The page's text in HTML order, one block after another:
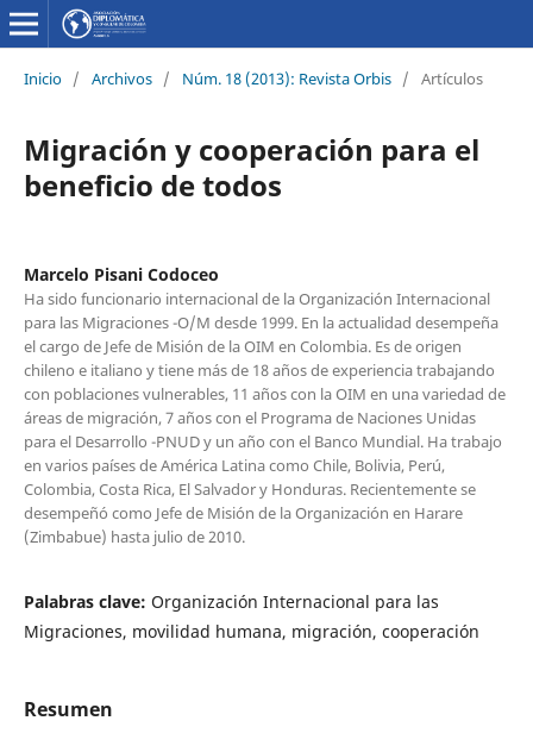
Inicio / Archivos / Núm. 18 (2013): Revista Orbis / Artículos
Migración y cooperación para el
beneficio de todos
Marcelo Pisani Codoceo
Ha sido funcionario internacional de la Organización Internacional
para las Migraciones -O/M desde 1999. En la actualidad desempeña
el cargo de Jefe de Misión de la OIM en Colombia. Es de origen
chileno e italiano y tiene más de 18 años de experiencia trabajando
con poblaciones vulnerables, 11 años con la OIM en una variedad de
áreas de migración, 7 años con el Programa de Naciones Unidas
para el Desarrollo -PNUD y un año con el Banco Mundial. Ha trabajo
en varios países de América Latina como Chile, Bolivia, Perú,
Colombia, Costa Rica, El Salvador y Honduras. Recientemente se
desempeñó como Jefe de Misión de la Organización en Harare
(Zimbabue) hasta julio de 2010.
Palabras clave: Organización Internacional para las
Migraciones, movilidad humana, migración, cooperación
Resumen